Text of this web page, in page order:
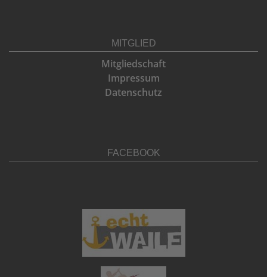
MITGLIED
Mitgliedschaft
Impressum
Datenschutz
FACEBOOK